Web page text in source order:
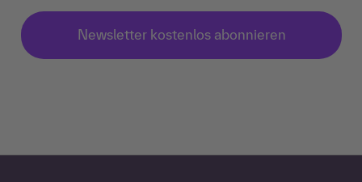
Newsletter kostenlos abonnieren